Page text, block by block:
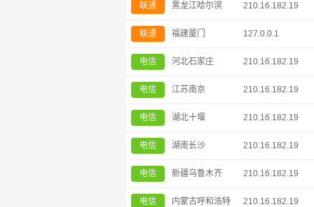
联通 黑龙江哈尔滨 210.16.182.19
联通 福建厦门 127.0.0.1
电信 河北石家庄 210.16.182.19
电信 江苏南京 210.16.182.19
电信 湖北十堰 210.16.182.19
电信 湖南长沙 210.16.182.19
电信 新疆乌鲁木齐 210.16.182.19
电信 内蒙古呼和浩特 210.16.182.19